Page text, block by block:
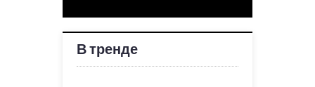
В тренде